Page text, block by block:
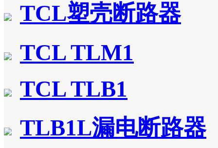
TCL塑壳断路器
TCL TLM1
TCL TLB1
TLB1L漏电断路器